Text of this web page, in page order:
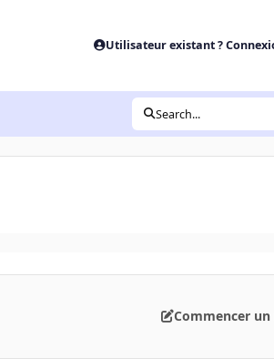
Utilisateur existant ?
Search...
Commencer